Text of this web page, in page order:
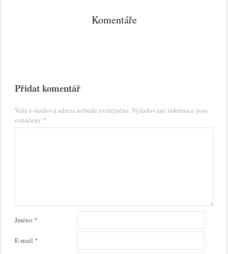
Komentáře
Přidat komentář
Vaše e-mailová adresa nebude zveřejněna. Vyžadované informace jsou
označeny *
Jméno *
E-mail *